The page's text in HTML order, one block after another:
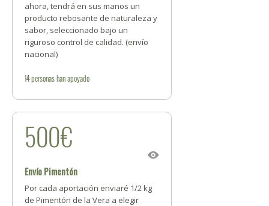
ahora, tendrá en sus manos un
producto rebosante de naturaleza y
sabor, seleccionado bajo un
riguroso control de calidad. (envío
nacional)
14personashan apoyado
500€
Envío Pimentón
Por cada aportación enviaré 1/2 kg
de Pimentón de la Vera a elegir